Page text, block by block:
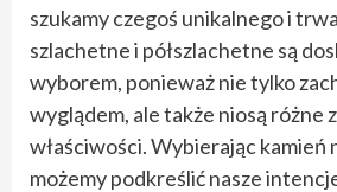
szukamy czegoś unikalnego i
szlachetne i półszlachetne są
wyborem, ponieważ nie tylko
wyglądem, ale także niosą różne
właściwości. Wybierając kamień
możemy podkreślić nasze